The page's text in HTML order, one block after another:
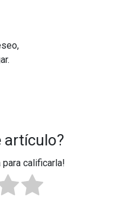
artículo?
para calificarla!